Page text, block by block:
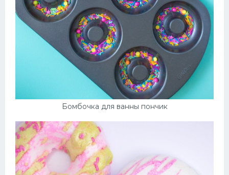
Бомбочка для ванны пончик